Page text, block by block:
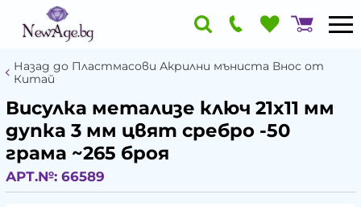
Назад до Пластмасови Акрилни мъниста Внос от
Китай
Висулка метализе ключ 21x11 мм
дупка 3 мм цвят сребро -50
грама ~265 броя
АРТ.№: 66589